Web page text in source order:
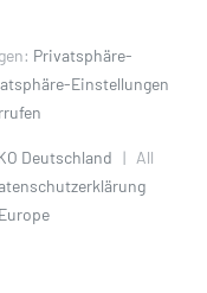
Privatsphäre-
Einstellungen
Deutschland | All